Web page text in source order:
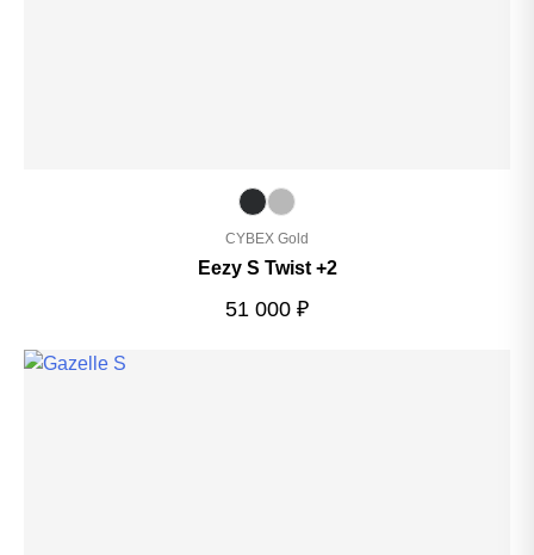
CYBEX Gold
Eezy S Twist +2
51 000 ₽